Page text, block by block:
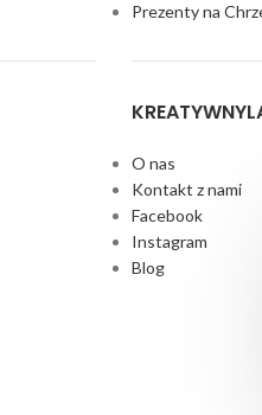
Prezenty na
O nas
Kontakt z nami
Facebook
Instagram
Blog